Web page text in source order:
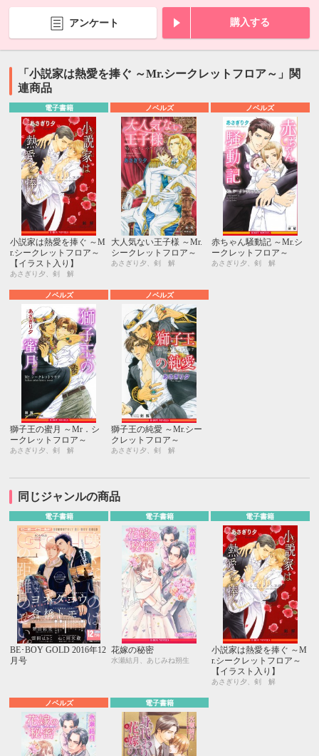
アンケート 購入する
「小説家は熱愛を捧ぐ ～Mr.シークレットフロア～」関
連商品
電子書籍
小説家は熱愛を捧ぐ ～M
r.シークレットフロア～
【イラスト入り】
あさぎり夕、剣 解
ノベルズ
大人気ない王子様 ～Mr.
シークレットフロア～
あさぎり夕、剣 解
ノベルズ
赤ちゃん騒動記 ～Mr.シ
ークレットフロア～
あさぎり夕、剣 解
ノベルズ
獅子王の蜜月 ～Mr．シ
ークレットフロア～
あさぎり夕、剣 解
ノベルズ
獅子王の純愛 ～Mr.シー
クレットフロア～
あさぎり夕、剣 解
同じジャンルの商品
電子書籍
BE･BOY GOLD 2016年12
月号
電子書籍
花嫁の秘密
水瀬結月、あじみね朔生
電子書籍
小説家は熱愛を捧ぐ ～M
r.シークレットフロア～
【イラスト入り】
あさぎり夕、剣 解
ノベルズ 電子書籍